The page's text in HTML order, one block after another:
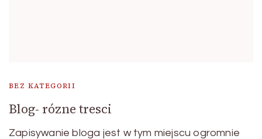
BEZ KATEGORII
Blog- rózne tresci
Zapisywanie bloga jest w tym miejscu ogromnie